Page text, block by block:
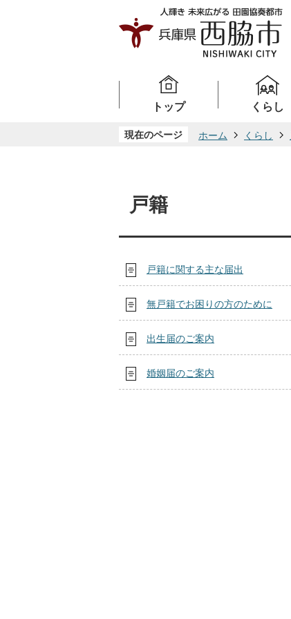
トップ くらし
現在のページ ホーム くらし
戸籍
戸籍に関する主な届出
無戸籍でお困りの方のために
出生届のご案内
婚姻届のご案内